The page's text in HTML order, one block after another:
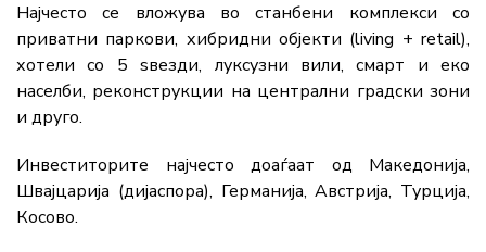
Најчесто се вложува во станбени комплекси со
приватни паркови, хибридни објекти (living + retail),
хотели со 5 ѕвезди, луксузни вили, смарт и еко
населби, реконструкции на централни градски зони
и друго.
Инвеститорите најчесто доаѓаат од Македонија,
Швајцарија (дијаспора), Германија, Австрија, Турција,
Косово.